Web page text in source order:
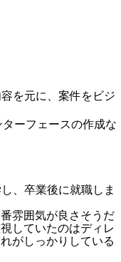
を元に、案件をビジ
ーフェースの作成な
、卒業後に就職しま
雰囲気が良さそうだ
していたのはディレ
がしっかりしている